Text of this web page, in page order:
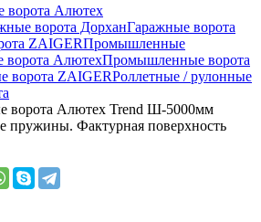
ворота Алютех
ворота ДорханГаражные ворота
ZAIGERПромышленные
АлютехПромышленные ворота
ворота ZAIGERРоллетные / рулонные
ворота Алютех Trend Ш-5000мм
пружины. Фактурная поверхность